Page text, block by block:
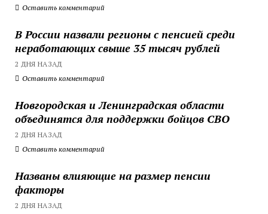
Оставить комментарий
В России назвали регионы с пенсией среди
неработающих свыше 35 тысяч рублей
2 ДНЯ НАЗАД
Оставить комментарий
Новгородская и Ленинградская области
объединятся для поддержки бойцов СВО
2 ДНЯ НАЗАД
Оставить комментарий
Названы влияющие на размер пенсии
факторы
2 ДНЯ НАЗАД